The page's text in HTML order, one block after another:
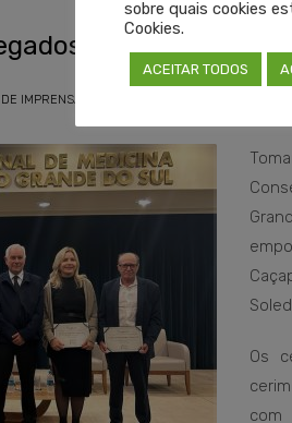
seccionais do
IMPRENSA
Os
com
sobre quais cookies
Cookies.
ACEITAR TODOS